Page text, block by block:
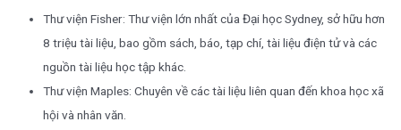
Thư viện Fisher: Thư viện lớn nhất của Đại học Sydney, sở hữu hơn
8 triệu tài liệu, bao gồm sách, báo, tạp chí, tài liệu điện tử và các
nguồn tài liệu học tập khác.
Thư viện Maples: Chuyên về các tài liệu liên quan đến khoa học xã
hội và nhân văn.